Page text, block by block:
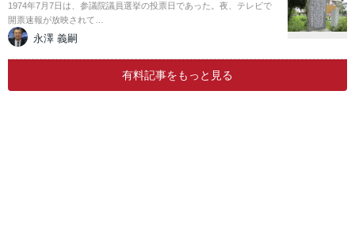
1974年7月7日は、参議院議員選挙の投票日であった。夜、テレビで
開票速報が放映されて…
永澤 義嗣
有料記事をもっと見る